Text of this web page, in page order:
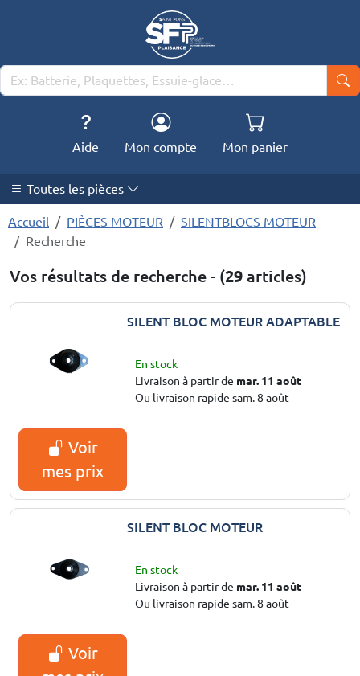
Aide Mon compte Mon panier
Toutes les pièces
Accueil PIÈCES MOTEUR
SILENTBLOCS MOTEUR
Recherche
Vos résultats de recherche - (29 articles)
SILENT BLOC MOTEUR ADAPTABLE
En stock
Livraison à partir de mar. 11 août
Ou livraison rapide sam. 8 août
Voir
mes prix
SILENT BLOC MOTEUR
En stock
Livraison à partir de mar. 11 août
Ou livraison rapide sam. 8 août
Voir